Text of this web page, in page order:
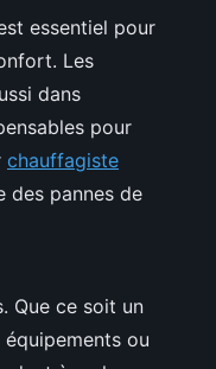
essentiel pour
Les
dans
pour
chauffagiste
des pannes de
Que ce soit un
ou